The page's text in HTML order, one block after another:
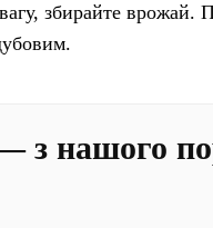
збирайте врожай.
з нашого